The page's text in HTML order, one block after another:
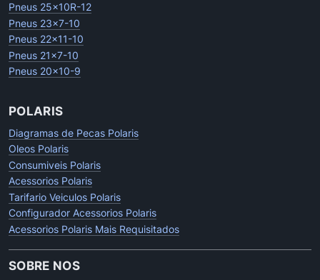
Pneus 25x10R-12
Pneus 23x7-10
Pneus 22x11-10
Pneus 21x7-10
Pneus 20x10-9
POLARIS
Diagramas de Pecas Polaris
Oleos Polaris
Consumiveis Polaris
Acessorios Polaris
Tarifario Veiculos Polaris
Configurador Acessorios Polaris
Acessorios Polaris Mais Requisitados
SOBRE NOS